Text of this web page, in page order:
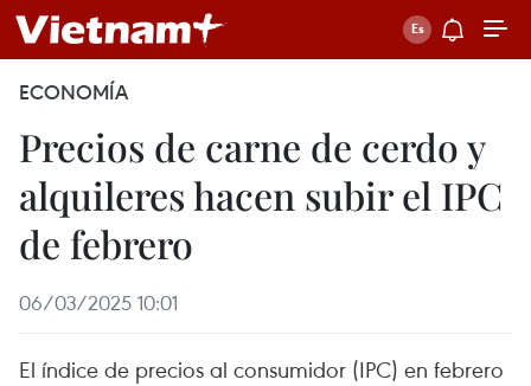
ECONOMÍA
Precios de carne de cerdo y
alquileres hacen subir el IPC
de febrero
06/03/2025 10:01
El índice de precios al consumidor (IPC) en febrero